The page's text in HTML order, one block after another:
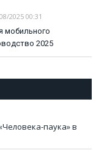
2025 00:31
мобильного
2025
паука» в